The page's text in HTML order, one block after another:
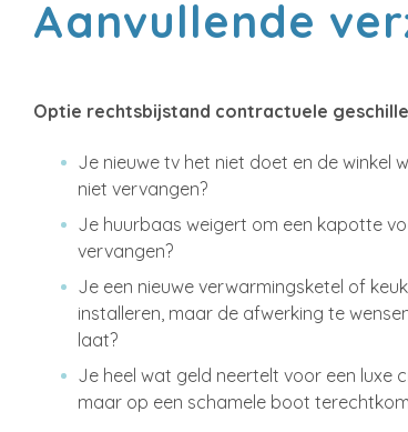
Aanvullende
Optie rechtsbijstand contractuele
Je nieuwe tv het niet doet en de winkel
niet vervangen?
Je huurbaas weigert om een kapotte
vervangen?
Je een nieuwe verwarmingsketel of
installeren, maar de afwerking te
laat?
Je heel wat geld neertelt voor een luxe
maar op een schamele boot